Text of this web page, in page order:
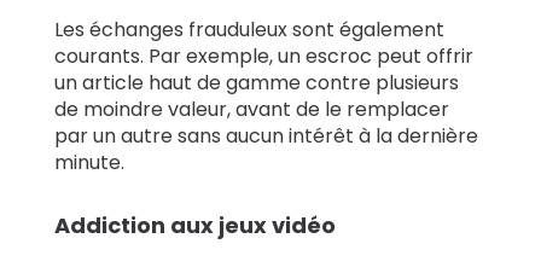
Les échanges frauduleux sont également
courants. Par exemple, un escroc peut offrir
un article haut de gamme contre plusieurs
de moindre valeur, avant de le remplacer
par un autre sans aucun intérêt à la dernière
minute.
Addiction aux jeux vidéo